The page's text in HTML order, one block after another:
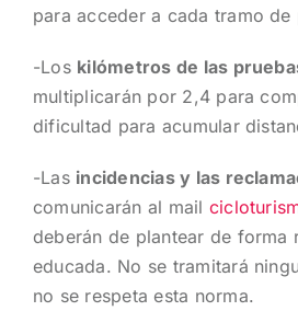
para acceder a cada tramo de
-Los kilómetros de las
multiplicarán por 2,4 para
dificultad para acumular
-Las incidencias y las
comunicarán al mail
deberán de plantear de forma
educada. No se tramitará
no se respeta esta norma.